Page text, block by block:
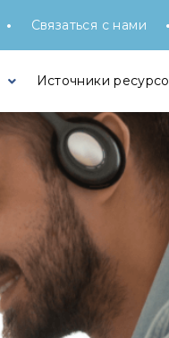
• Связаться с нами •
Источники